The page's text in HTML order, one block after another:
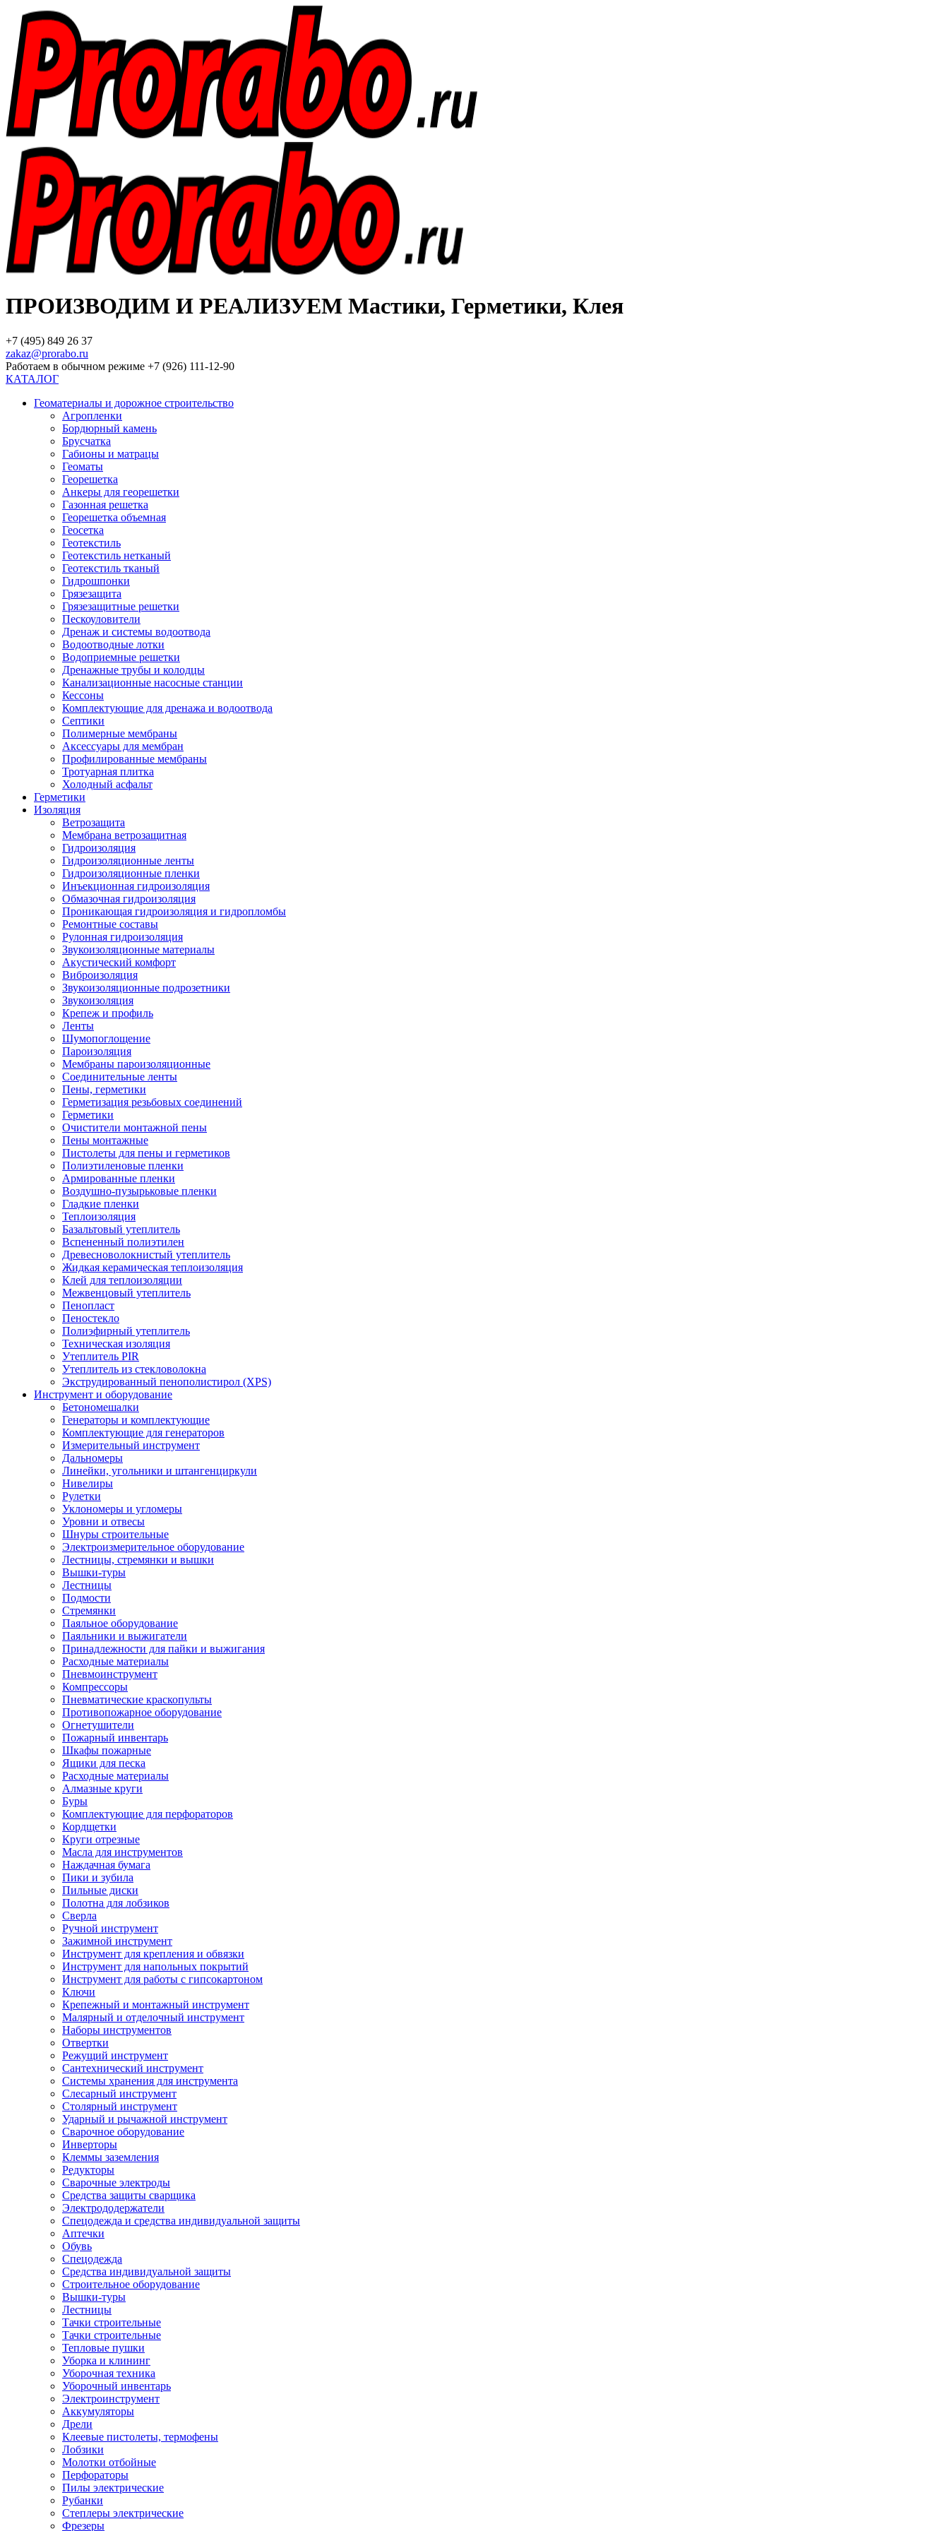
ПРОИЗВОДИМ И РЕАЛИЗУЕМ Мастики, Герметики, Клея
+7 (495) 849 26 37
zakaz@prorabo.ru
Работаем в обычном режиме +7 (926) 111-12-90
КАТАЛОГ
Геоматериалы и дорожное строительство
Агропленки
Бордюрный камень
Брусчатка
Габионы и матрацы
Геоматы
Георешетка
Анкеры для георешетки
Газонная решетка
Георешетка объемная
Геосетка
Геотекстиль
Геотекстиль нетканый
Геотекстиль тканый
Гидрошпонки
Грязезащита
Грязезащитные решетки
Пескоуловители
Дренаж и системы водоотвода
Водоотводные лотки
Водоприемные решетки
Дренажные трубы и колодцы
Канализационные насосные станции
Кессоны
Комплектующие для дренажа и водоотвода
Септики
Полимерные мембраны
Аксессуары для мембран
Профилированные мембраны
Тротуарная плитка
Холодный асфальт
Герметики
Изоляция
Ветрозащита
Мембрана ветрозащитная
Гидроизоляция
Гидроизоляционные ленты
Гидроизоляционные пленки
Инъекционная гидроизоляция
Обмазочная гидроизоляция
Проникающая гидроизоляция и гидропломбы
Ремонтные составы
Рулонная гидроизоляция
Звукоизоляционные материалы
Акустический комфорт
Виброизоляция
Звукоизоляционные подрозетники
Звукоизоляция
Крепеж и профиль
Ленты
Шумопоглощение
Пароизоляция
Мембраны пароизоляционные
Соединительные ленты
Пены, герметики
Герметизация резьбовых соединений
Герметики
Очистители монтажной пены
Пены монтажные
Пистолеты для пены и герметиков
Полиэтиленовые пленки
Армированные пленки
Воздушно-пузырьковые пленки
Гладкие пленки
Теплоизоляция
Базальтовый утеплитель
Вспененный полиэтилен
Древесноволокнистый утеплитель
Жидкая керамическая теплоизоляция
Клей для теплоизоляции
Межвенцовый утеплитель
Пенопласт
Пеностекло
Полиэфирный утеплитель
Техническая изоляция
Утеплитель PIR
Утеплитель из стекловолокна
Экструдированный пенополистирол (XPS)
Инструмент и оборудование
Бетономешалки
Генераторы и комплектующие
Комплектующие для генераторов
Измерительный инструмент
Дальномеры
Линейки, угольники и штангенциркули
Нивелиры
Рулетки
Уклономеры и угломеры
Уровни и отвесы
Шнуры строительные
Электроизмерительное оборудование
Лестницы, стремянки и вышки
Вышки-туры
Лестницы
Подмости
Стремянки
Паяльное оборудование
Паяльники и выжигатели
Принадлежности для пайки и выжигания
Расходные материалы
Пневмоинструмент
Компрессоры
Пневматические краскопульты
Противопожарное оборудование
Огнетушители
Пожарный инвентарь
Шкафы пожарные
Ящики для песка
Расходные материалы
Алмазные круги
Буры
Комплектующие для перфораторов
Кордщетки
Круги отрезные
Масла для инструментов
Наждачная бумага
Пики и зубила
Пильные диски
Полотна для лобзиков
Сверла
Ручной инструмент
Зажимной инструмент
Инструмент для крепления и обвязки
Инструмент для напольных покрытий
Инструмент для работы с гипсокартоном
Ключи
Крепежный и монтажный инструмент
Малярный и отделочный инструмент
Наборы инструментов
Отвертки
Режущий инструмент
Сантехнический инструмент
Системы хранения для инструмента
Слесарный инструмент
Столярный инструмент
Ударный и рычажной инструмент
Сварочное оборудование
Инверторы
Клеммы заземления
Редукторы
Сварочные электроды
Средства защиты сварщика
Электрододержатели
Спецодежда и средства индивидуальной защиты
Аптечки
Обувь
Спецодежда
Средства индивидуальной защиты
Строительное оборудование
Вышки-туры
Лестницы
Тачки строительные
Тачки строительные
Тепловые пушки
Уборка и клининг
Уборочная техника
Уборочный инвентарь
Электроинструмент
Аккумуляторы
Дрели
Клеевые пистолеты, термофены
Лобзики
Молотки отбойные
Перфораторы
Пилы электрические
Рубанки
Степлеры электрические
Фрезеры